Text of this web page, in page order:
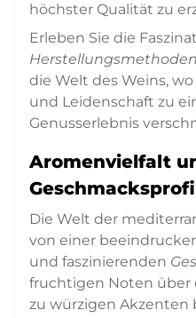
höchster Qualität zu
Erleben Sie die
Herstellungsmethoden
die Welt des Weins,
und Leidenschaft zu
Genusserlebnis
Aromenvielfalt
Die Welt der
von einer
und faszinierenden
fruchtigen Noten über
zu würzigen Akzenten